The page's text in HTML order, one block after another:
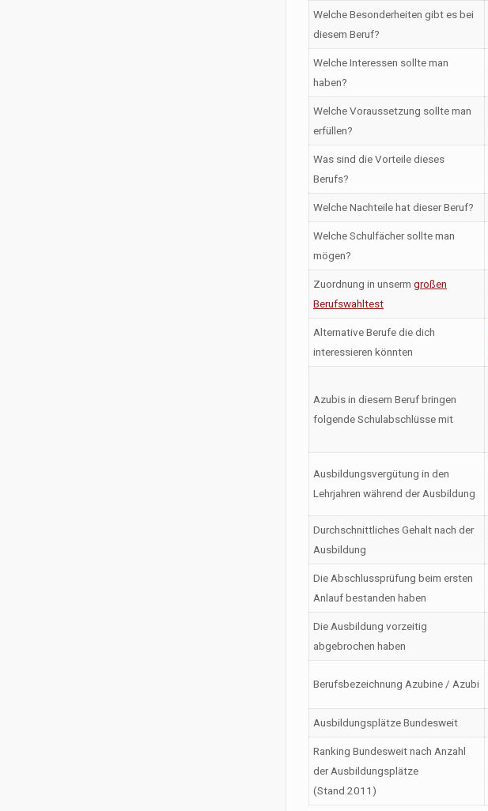
Welche Besonderheiten gibt es bei
diesem Beruf?
Welche Interessen sollte man
haben?
Welche Voraussetzung sollte man
erfüllen?
Was sind die Vorteile dieses
Berufs?
Welche Nachteile hat dieser Beruf?
Welche Schulfächer sollte man
mögen?
Zuordnung in unserm großen
Berufswahltest
Alternative Berufe die dich
interessieren könnten
Azubis in diesem Beruf bringen
folgende Schulabschlüsse mit
Ausbildungsvergütung in den
Lehrjahren während der Ausbildung
Durchschnittliches Gehalt nach der
Ausbildung
Die Abschlussprüfung beim ersten
Anlauf bestanden haben
Die Ausbildung vorzeitig
abgebrochen haben
Berufsbezeichnung Azubine / Azubi
Ausbildungsplätze Bundesweit
Ranking Bundesweit nach Anzahl
der Ausbildungsplätze
(Stand 2011)